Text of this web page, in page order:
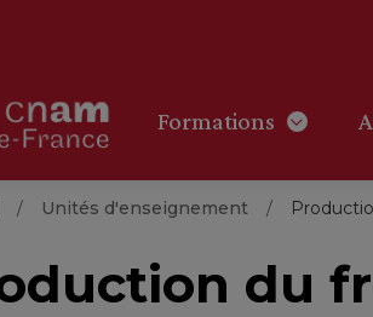
Formations
Unités d'enseignement
du